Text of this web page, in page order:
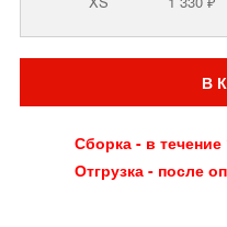
В
Сборка - в
Отгрузка - после